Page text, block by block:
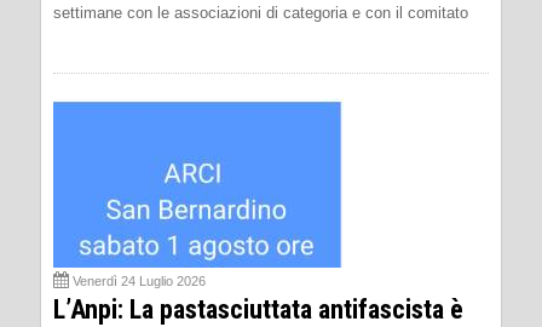
settimane con le associazioni di categoria e con il comitato
Venerdì 24 Luglio 2026
L’Anpi: La pastasciuttata antifascista è